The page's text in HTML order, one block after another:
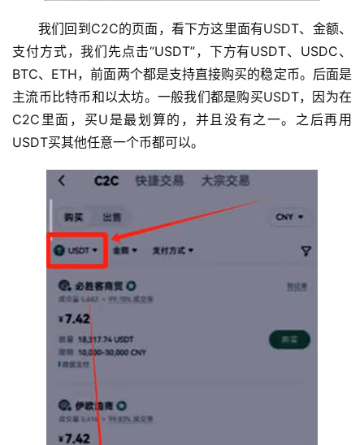
我们回到C2C的页面，看下方这里面有USDT、金额、
支付方式，我们先点击“USDT”，下方有USDT、USDC、
BTC、ETH，前面两个都是支持直接购买的稳定币。后面是
主流币比特币和以太坊。一般我们都是购买USDT，因为在
C2C里面，买U是最划算的，并且没有之一。之后再用
USDT买其他任意一个币都可以。